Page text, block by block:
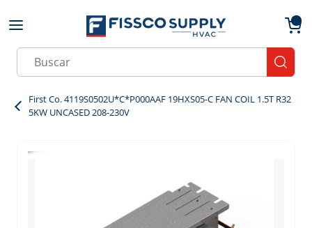
Skip to main content
Site Search
First Co. 4119S0502U*C*P000AAF 19HXS05-C FAN COIL 1.5T R32
5KW UNCASED 208-230V